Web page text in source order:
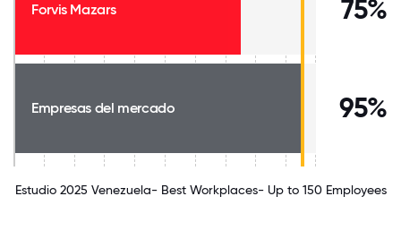
Forvis Mazars 75%
Empresas del mercado 95%
Estudio 2025 Venezuela- Best Workplaces- Up to 150 Employees